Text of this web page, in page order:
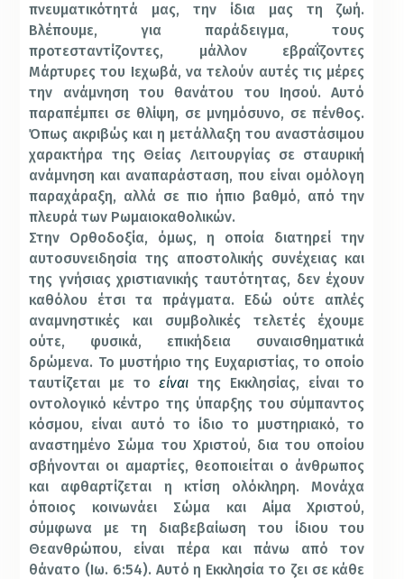
πνευματικότητά μας, την ίδια μας τη ζωή.
Βλέπουμε, για παράδειγμα, τους
προτεσταντίζοντες, μάλλον εβραΐζοντες
Μάρτυρες του Ιεχωβά, να τελούν αυτές τις μέρες
την ανάμνηση του θανάτου του Ιησού. Αυτό
παραπέμπει σε θλίψη, σε μνημόσυνο, σε πένθος.
Όπως ακριβώς και η μετάλλαξη του αναστάσιμου
χαρακτήρα της Θείας Λειτουργίας σε σταυρική
ανάμνηση και αναπαράσταση, που είναι ομόλογη
παραχάραξη, αλλά σε πιο ήπιο βαθμό, από την
πλευρά των Ρωμαιοκαθολικών.
Στην Ορθοδοξία, όμως, η οποία διατηρεί την
αυτοσυνειδησία της αποστολικής συνέχειας και
της γνήσιας χριστιανικής ταυτότητας, δεν έχουν
καθόλου έτσι τα πράγματα. Εδώ ούτε απλές
αναμνηστικές και συμβολικές τελετές έχουμε
ούτε, φυσικά, επικήδεια συναισθηματικά
δρώμενα. Το μυστήριο της Ευχαριστίας, το οποίο
ταυτίζεται με τοείναι της Εκκλησίας, είναι το
οντολογικό κέντρο της ύπαρξης του σύμπαντος
κόσμου, είναι αυτό το ίδιο το μυστηριακό, το
αναστημένο Σώμα του Χριστού, δια του οποίου
σβήνονται οι αμαρτίες, θεοποιείται ο άνθρωπος
και αφθαρτίζεται η κτίση ολόκληρη. Μονάχα
όποιος κοινωνάει Σώμα και Αίμα Χριστού,
σύμφωνα με τη διαβεβαίωση του ίδιου του
Θεανθρώπου, είναι πέρα και πάνω από τον
θάνατο (Ιω. 6:54). Αυτό η Εκκλησία το ζει σε κάθε